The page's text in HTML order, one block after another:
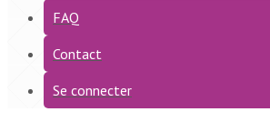
FAQ
Contact
Se connecter